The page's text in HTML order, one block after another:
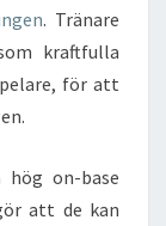
. Tränare
kraftfulla
för att
on-base
att de kan